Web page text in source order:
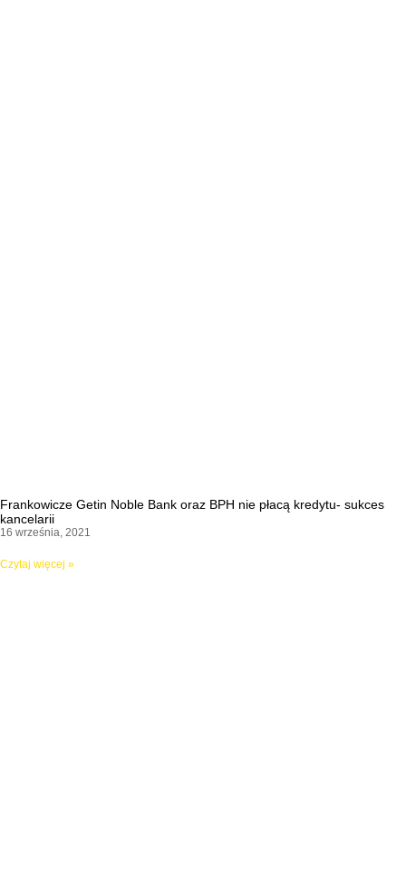
Frankowicze Getin Noble Bank oraz BPH nie płacą kredytu- sukces
kancelarii
16 września, 2021
Czytaj więcej »